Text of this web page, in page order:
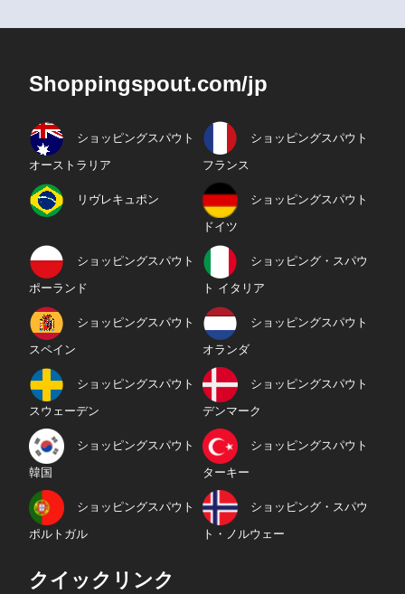
Shoppingspout.com/jp
ショッピングスパウト
オーストラリア
ショッピングスパウト
フランス
リヴレキュポン ショッピングスパウト
ドイツ
ショッピングスパウト
ポーランド
ショッピング・スパウ
ト イタリア
ショッピングスパウト
スペイン
ショッピングスパウト
オランダ
ショッピングスパウト
スウェーデン
ショッピングスパウト
デンマーク
ショッピングスパウト
韓国
ショッピングスパウト
ターキー
ショッピングスパウト
ポルトガル
ショッピング・スパウ
ト・ノルウェー
クイックリンク